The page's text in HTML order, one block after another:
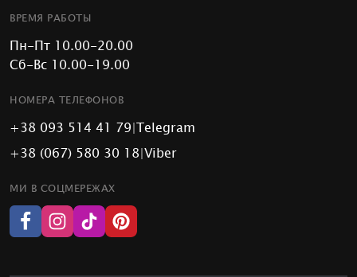
ВРЕМЯ РАБОТЫ
Пн-Пт 10.00-20.00
Сб-Вс 10.00-19.00
НОМЕРА ТЕЛЕФОНОВ
+38 093 514 41 79|Telegram
+38 (067) 580 30 18|Viber
МИ В СОЦМЕРЕЖАХ